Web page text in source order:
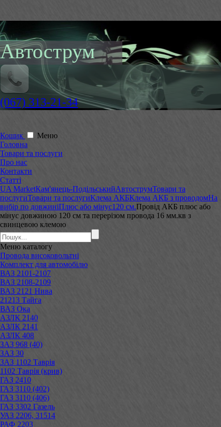
Автострум
(067) 313-21-34
Кошик
Меню
Головна
Товари та послуги
Про нас
Контакти
Статті
UA MarketКам'янець-ПодільськийАвтострумТовари та
послугиТовари та послугиКлема АКБКлема АКБ з проводомНа
вибір по довжиніПлюс або мінус120 см.Провід АКБ плюс або
мінус довжиною 120 см та перерізом провода 16 мм.кв з
свинцевою клемою
Меню каталогу
Провода високовольтні
Комплект для автомобілю
ВАЗ 2101-2107
ВАЗ 2108-2109
ВАЗ 2121 Нива
21213 Тайга
ВАЗ Ока
АЗЛК 2140
АЗЛК 2141
АЗЛК 408
ЗАЗ 968 (40)
ЗАЗ 30
ЗАЗ 1102 Таврія
1102 Таврія (крив)
ГАЗ 2410
ГАЗ 3110 (402)
ГАЗ 3110 (406)
ГАЗ 3302 Газель
УАЗ 2206, 31514
РАФ 2203